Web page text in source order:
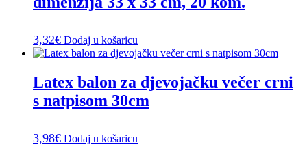
3,32€ Dodaj u košaricu
Latex balon za djevojačku večer crni
s natpisom 30cm
3,98€ Dodaj u košaricu